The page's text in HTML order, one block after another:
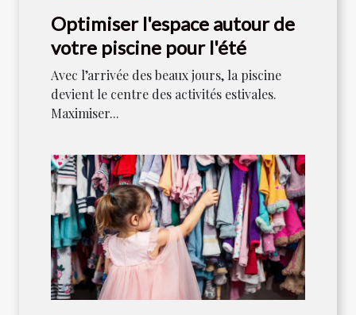
Optimiser l'espace autour de
votre piscine pour l'été
Avec l’arrivée des beaux jours, la piscine
devient le centre des activités estivales.
Maximiser...